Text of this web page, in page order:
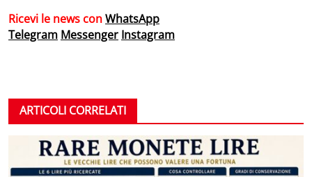
Ricevi le news conWhatsApp
Telegram Messenger Instagram
ARTICOLI CORRELATI